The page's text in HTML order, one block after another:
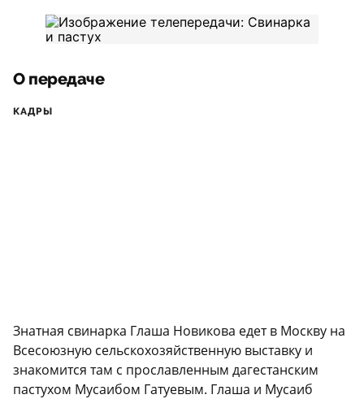
О передаче
КАДРЫ
Знатная свинарка Глаша Новикова едет в Москву на
Всесоюзную сельскохозяйственную выставку и
знакомится там с прославленным дагестанским
пастухом Мусаибом Гатуевым. Глаша и Мусаиб